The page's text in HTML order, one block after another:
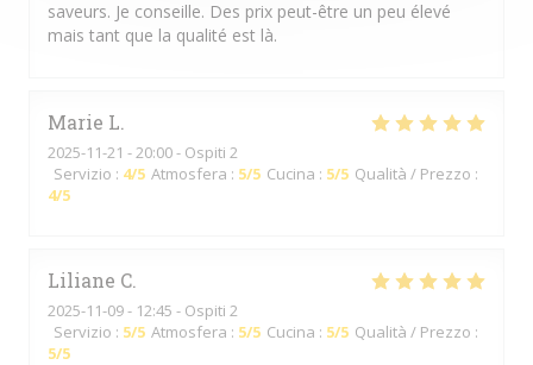
saveurs. Je conseille. Des prix peut-être un peu élevé
mais tant que la qualité est là.
Marie L
2025-11-21 - 20:00 - Ospiti 2
Servizio : 4/5 Atmosfera : 5/5 Cucina : 5/5 Qualità / Prezzo :
4/5
Liliane C
2025-11-09- 12:45 - Ospiti 2
Servizio : 5/5 Atmosfera : 5/5 Cucina : 5/5 Qualità / Prezzo :
5/5